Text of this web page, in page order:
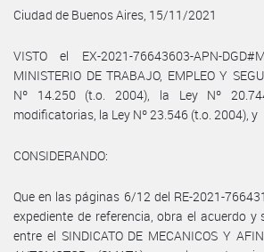
Ciudad de Buenos Aires, 15/11/2021
VISTO el EX-2021-76643603-APN-
MINISTERIO DE TRABAJO, EMPLEO Y
Nº 14.250 (t.o. 2004), la Ley Nº
modificatorias, la Ley Nº 23.546 (t.o. 2004), y
CONSIDERANDO:
Que en las páginas 6/12 del RE-2021-
expediente de referencia, obra el acuerdo y
entre el SINDICATO DE MECANICOS Y